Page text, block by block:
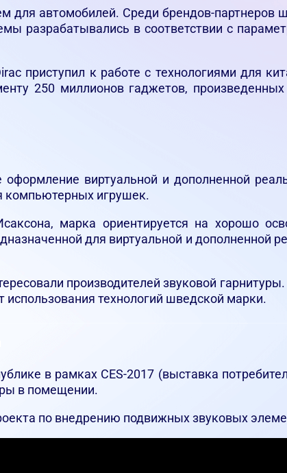
для автомобилей. Среди брендов-
разрабатывались в соответствии с
приступил к работе с технологиями для
250 миллионов гаджетов,
виртуальной и дополненной
компьютерных игрушек.
марка ориентируется на хорошо
для виртуальной и дополненной
производителей звуковой
технологий шведской марки.
в рамках CES-2017 (выставка
в помещении.
по внедрению подвижных звуковых